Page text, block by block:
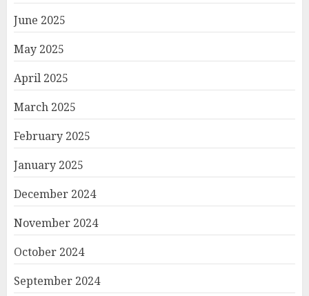
June 2025
May 2025
April 2025
March 2025
February 2025
January 2025
December 2024
November 2024
October 2024
September 2024